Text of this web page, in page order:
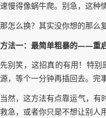
速慢得像蜗牛爬。别急，这种
那怎么换？其实没你想的那么
方法一：最简单粗暴的——重
先别笑，这招真的有用！特
源，等个一分钟再插回去。完
当然，这方法有点靠运气，有
救急，或者你只是不想让别人